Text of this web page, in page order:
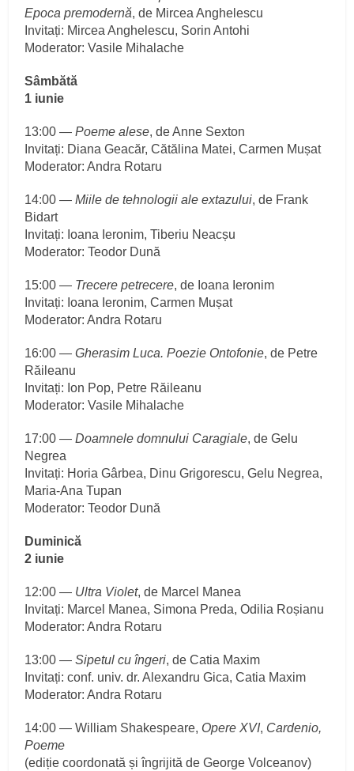
Epoca premodernă, de Mircea Anghelescu
Invitați: Mircea Anghelescu, Sorin Antohi
Moderator: Vasile Mihalache
Sâmbătă
1 iunie
13:00 —Poeme alese, de Anne Sexton
Invitați: Diana Geacăr, Cătălina Matei, Carmen Mușat
Moderator: Andra Rotaru
14:00 —Miile de tehnologii ale extazului, de Frank
Bidart
Invitați: Ioana Ieronim, Tiberiu Neacșu
Moderator: Teodor Dună
15:00 — Trecere petrecere, de Ioana Ieronim
Invitați: Ioana Ieronim, Carmen Mușat
Moderator: Andra Rotaru
16:00 —Gherasim Luca. Poezie Ontofonie, de Petre
Răileanu
Invitați: Ion Pop, Petre Răileanu
Moderator: Vasile Mihalache
17:00 —Doamnele domnului Caragiale, de Gelu
Negrea
Invitați: Horia Gârbea, Dinu Grigorescu, Gelu Negrea,
Maria-Ana Tupan
Moderator: Teodor Dună
Duminică
2 iunie
12:00 — Ultra Violet, de Marcel Manea
Invitați: Marcel Manea, Simona Preda, Odilia Roșianu
Moderator: Andra Rotaru
13:00 —Sipetul cu îngeri, de Catia Maxim
Invitați: conf. univ. dr. Alexandru Gica, Catia Maxim
Moderator: Andra Rotaru
14:00 — William Shakespeare, Opere XVI, Cardenio,
Poeme
(ediție coordonată și îngrijită de George Volceanov)